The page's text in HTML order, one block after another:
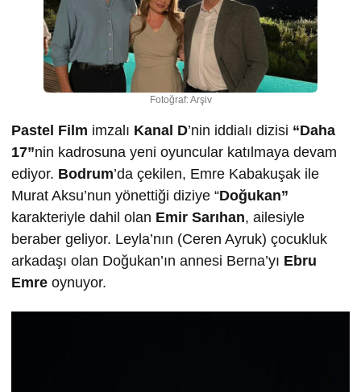
Fotoğraf: Arşiv
Pastel Film imzalı Kanal D’nin iddialı dizisi “Daha
17”nin kadrosuna yeni oyuncular katılmaya devam
ediyor. Bodrum’da çekilen, Emre Kabakuşak ile
Murat Aksu’nun yönettiği diziye “Doğukan”
karakteriyle dahil olan Emir Sarıhan, ailesiyle
beraber geliyor. Leyla’nın (Ceren Ayruk) çocukluk
arkadaşı olan Doğukan’ın annesi Berna’yı Ebru
Emre oynuyor.